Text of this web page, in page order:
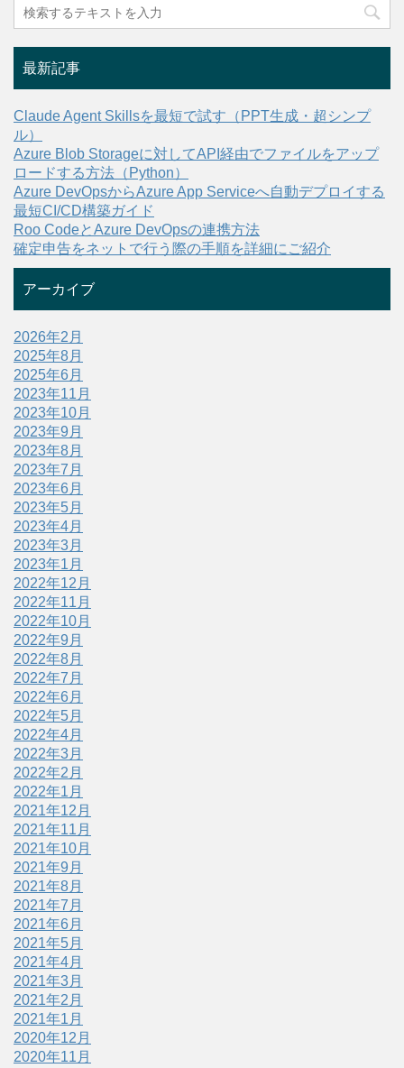
最新記事
Claude Agent Skillsを最短で試す（PPT生成・超シンプ
ル）
Azure Blob Storageに対してAPI経由でファイルをアップ
ロードする方法（Python）
Azure DevOpsからAzure App Serviceへ自動デプロイする
最短CI/CD構築ガイド
Roo CodeとAzure DevOpsの連携方法
確定申告をネットで行う際の手順を詳細にご紹介
アーカイブ
2026年2月
2025年8月
2025年6月
2023年11月
2023年10月
2023年9月
2023年8月
2023年7月
2023年6月
2023年5月
2023年4月
2023年3月
2023年1月
2022年12月
2022年11月
2022年10月
2022年9月
2022年8月
2022年7月
2022年6月
2022年5月
2022年4月
2022年3月
2022年2月
2022年1月
2021年12月
2021年11月
2021年10月
2021年9月
2021年8月
2021年7月
2021年6月
2021年5月
2021年4月
2021年3月
2021年2月
2021年1月
2020年12月
2020年11月